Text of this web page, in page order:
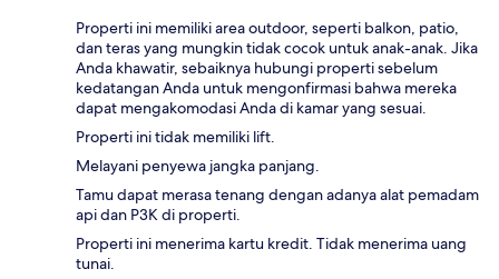
Properti ini memiliki area outdoor, seperti balkon, patio,
dan teras yang mungkin tidak cocok untuk anak-anak. Jika
Anda khawatir, sebaiknya hubungi properti sebelum
kedatangan Anda untuk mengonfirmasi bahwa mereka
dapat mengakomodasi Anda di kamar yang sesuai.
Properti ini tidak memiliki lift.
Melayani penyewa jangka panjang.
Tamu dapat merasa tenang dengan adanya alat pemadam
api dan P3K di properti.
Properti ini menerima kartu kredit. Tidak menerima uang
tunai.